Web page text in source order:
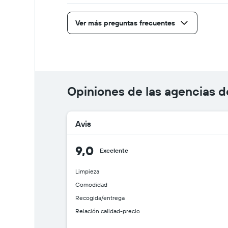
Ver más preguntas frecuentes
Opiniones de las agencias
Avis
9,0 Excelente
Limpieza
Comodidad
Recogida/entrega
Relación calidad-precio